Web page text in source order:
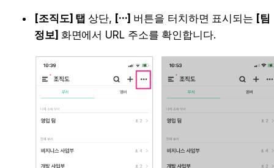
[조직도] 탭 상단, [···] 버튼을 터치하면 표시되는 [팀
정보] 화면에서 URL 주소를 확인합니다.